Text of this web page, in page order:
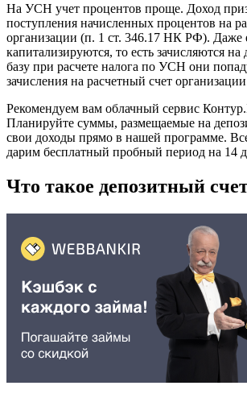
На УСН учет процентов проще. Доход
поступления начисленных процентов на
организации (п. 1 ст. 346.17 НК РФ). Даже
капитализируются, то есть зачисляются на
базу при расчете налога по УСН они
зачисления на расчетный счет
Рекомендуем вам облачный сервис
Планируйте суммы, размещаемые на
свои доходы прямо в нашей программе.
дарим бесплатный пробный период на 14
Что такое депозитный